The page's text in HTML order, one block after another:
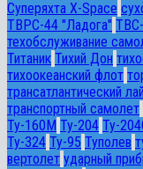
Суперяхта X-Space
ТВРС-44 "Ладога"
техобслуживание
Титаник Тихий Дон
тихоокеанский флот
трансатлантический
транспортный самолет
Ту-160М Ту-204 Ту-
Ту-324 Ту-95 Туполев
вертолет ударный